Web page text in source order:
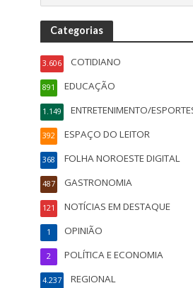
Categorias
COTIDIANO
3.606
EDUCAÇÃO
891
ENTRETENIMENTO/
1.149
ESPAÇO DO LEITOR
392
FOLHA NOROESTE DIGITAL
368
GASTRONOMIA
487
NOTÍCIAS EM DESTAQUE
121
OPINIÃO
1
POLÍTICA E ECONOMIA
2
REGIONAL
4.237